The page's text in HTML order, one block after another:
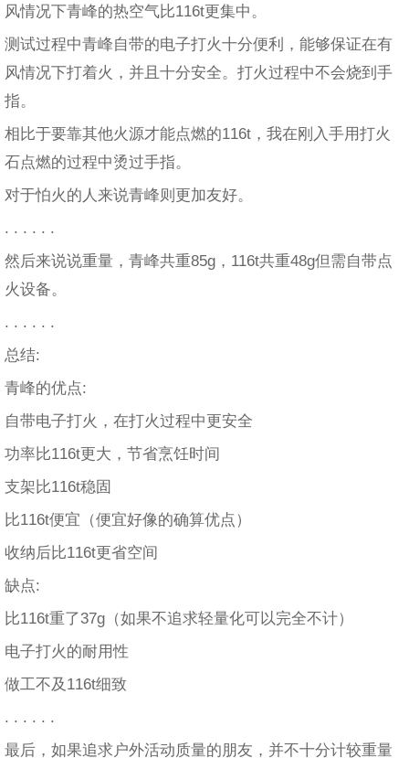
风情况下青峰的热空气比116t更集中。
测试过程中青峰自带的电子打火十分便利，能够保证在有
风情况下打着火，并且十分安全。打火过程中不会烧到手
指。
相比于要靠其他火源才能点燃的116t，我在刚入手用打火
石点燃的过程中烫过手指。
对于怕火的人来说青峰则更加友好。
. . . . . .
然后来说说重量，青峰共重85g，116t共重48g但需自带点
火设备。
. . . . . .
总结:
青峰的优点:
自带电子打火，在打火过程中更安全
功率比116t更大，节省烹饪时间
支架比116t稳固
比116t便宜（便宜好像的确算优点）
收纳后比116t更省空间
缺点:
比116t重了37g（如果不追求轻量化可以完全不计）
电子打火的耐用性
做工不及116t细致
. . . . . .
最后，如果追求户外活动质量的朋友，并不十分计较重量